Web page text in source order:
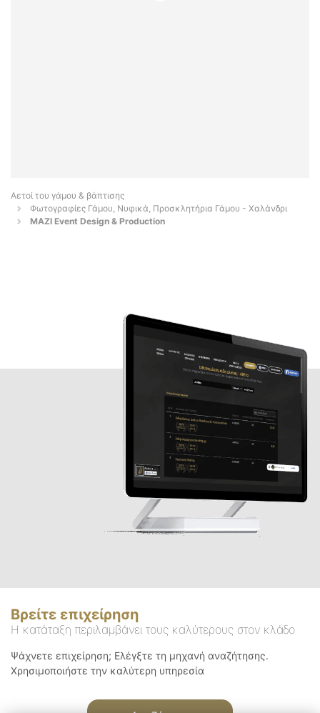
Αετοί του γάμου & βάπτισης
Φωτογραφίες Γάμου, Νυφικά, Προσκλητήρια Γάμου - Χαλάνδρι
MAZI Event Design & Production
Βρείτε επιχείρηση
Η κατάταξη περιλαμβάνει τους καλύτερους στον κλάδο
Ψάχνετε επιχείρηση; Ελέγξτε τη μηχανή αναζήτησης.
Χρησιμοποιήστε την καλύτερη υπηρεσία